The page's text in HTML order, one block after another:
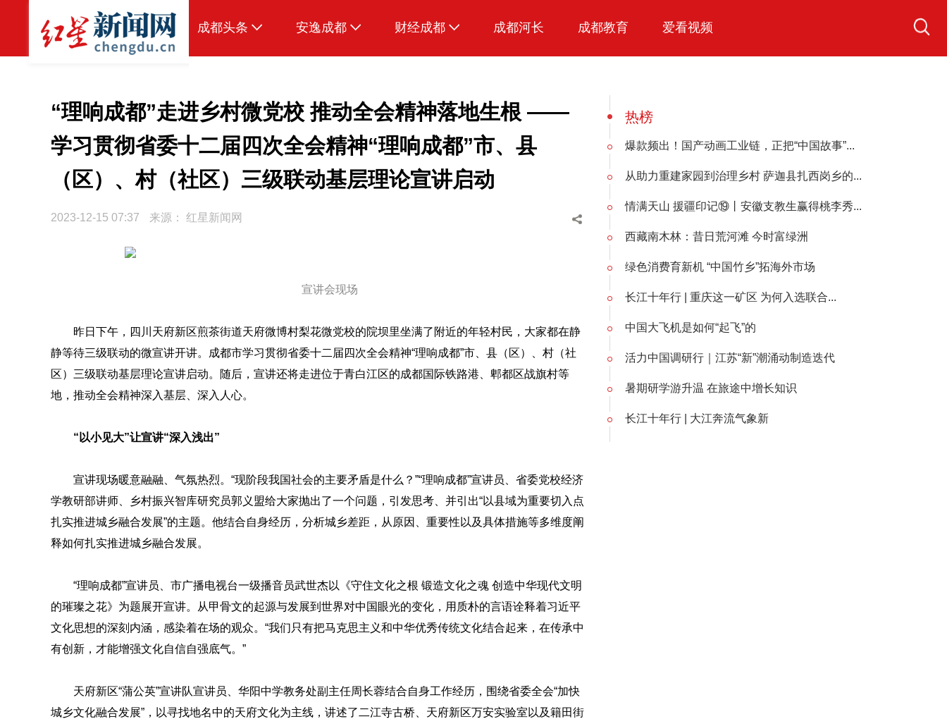
成都头条
本地
国内
头条智造
热点专题
安逸成都
美食
品荐成都
财经成都 成都河长 成都教育 爱看视频
“理响成都”走进乡村微党校 推动全会精神落地生根 ——
学习贯彻省委十二届四次全会精神“理响成都”市、县
（区）、村（社区）三级联动基层理论宣讲启动
2023-12-15 07:37 来源： 红星新闻网
宣讲会现场
昨日下午，四川天府新区煎茶街道天府微博村梨花微党校的院坝里坐满了附近的年轻村民，大家都在静
静等待三级联动的微宣讲开讲。成都市学习贯彻省委十二届四次全会精神“理响成都”市、县（区）、村（社
区）三级联动基层理论宣讲启动。随后，宣讲还将走进位于青白江区的成都国际铁路港、郫都区战旗村等
地，推动全会精神深入基层、深入人心。
“以小见大”让宣讲“深入浅出”
宣讲现场暖意融融、气氛热烈。“现阶段我国社会的主要矛盾是什么？”“理响成都”宣讲员、省委党校经济
学教研部讲师、乡村振兴智库研究员郭义盟给大家抛出了一个问题，引发思考、并引出“以县域为重要切入点
扎实推进城乡融合发展”的主题。他结合自身经历，分析城乡差距，从原因、重要性以及具体措施等多维度阐
释如何扎实推进城乡融合发展。
“理响成都”宣讲员、市广播电视台一级播音员武世杰以《守住文化之根 锻造文化之魂 创造中华现代文明
的璀璨之花》为题展开宣讲。从甲骨文的起源与发展到世界对中国眼光的变化，用质朴的言语诠释着习近平
文化思想的深刻内涵，感染着在场的观众。“我们只有把马克思主义和中华优秀传统文化结合起来，在传承中
有创新，才能增强文化自信自强底气。”
天府新区“蒲公英”宣讲队宣讲员、华阳中学教务处副主任周长蓉结合自身工作经历，围绕省委全会“加快
城乡文化融合发展”，以寻找地名中的天府文化为主线，讲述了二江寺古桥、天府新区万安实验室以及籍田街
热榜
爆款频出！国产动画工业链，正把“中国故事”...
从助力重建家园到治理乡村 萨迦县扎西岗乡的...
情满天山 援疆印记⑲丨安徽支教生赢得桃李秀...
西藏南木林：昔日荒河滩 今时富绿洲
绿色消费育新机 “中国竹乡”拓海外市场
长江十年行 | 重庆这一矿区 为何入选联合...
中国大飞机是如何“起飞”的
活力中国调研行｜江苏“新”潮涌动制造迭代
暑期研学游升温 在旅途中增长知识
长江十年行 | 大江奔流气象新